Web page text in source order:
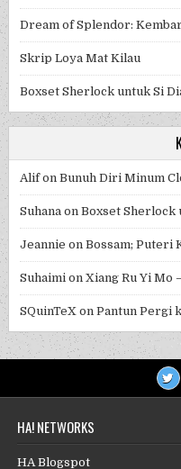
Dream of Splendor:
Skrip Loya Mat Kilau
Boxset Sherlock untuk Si
AlifonBunuh Diri Minum
Suhana onBoxset Sherlock
Jeannie onBossam; Puteri
Suhaimi onXiang Ru Yi Mo
SQuinTeX onPantun Pergi
HA! NETWORKS
HA Blogspot